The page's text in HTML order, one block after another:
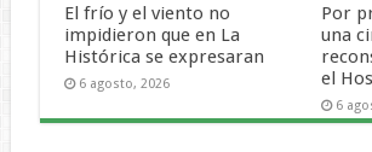
El frío y el viento no
impidieron que en La
Histórica se expresaran
6 agosto, 2026
Por
una
el
6